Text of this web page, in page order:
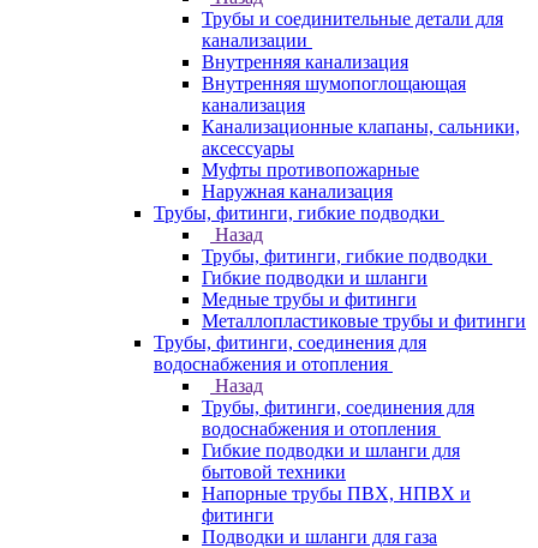
Трубы и соединительные детали для
канализации
Внутренняя канализация
Внутренняя шумопоглощающая
канализация
Канализационные клапаны, сальники,
аксессуары
Муфты противопожарные
Наружная канализация
Трубы, фитинги, гибкие подводки
Назад
Трубы, фитинги, гибкие подводки
Гибкие подводки и шланги
Медные трубы и фитинги
Металлопластиковые трубы и фитинги
Трубы, фитинги, соединения для
водоснабжения и отопления
Назад
Трубы, фитинги, соединения для
водоснабжения и отопления
Гибкие подводки и шланги для
бытовой техники
Напорные трубы ПВХ, НПВХ и
фитинги
Подводки и шланги для газа